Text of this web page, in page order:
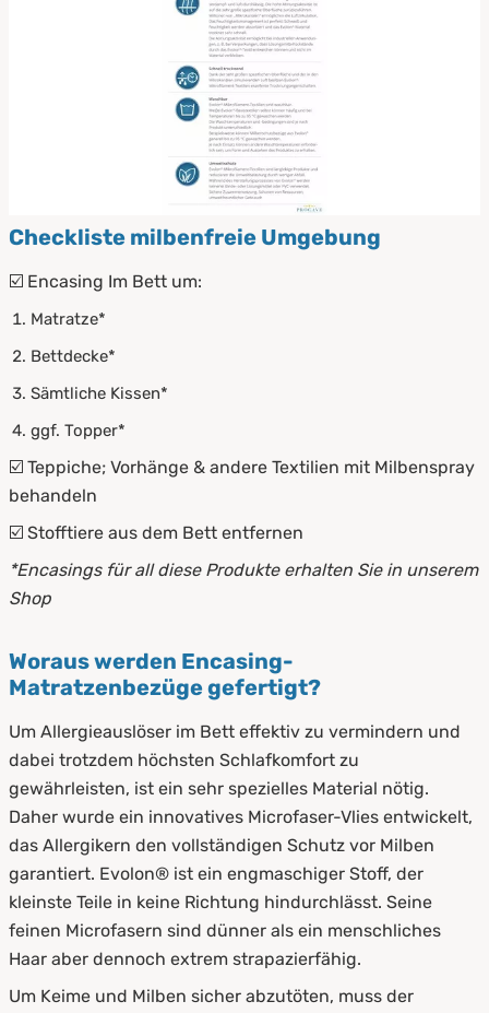
Checkliste milbenfreie Umgebung
☑️ Encasing Im Bett um:
Matratze*
Bettdecke*
Sämtliche Kissen*
ggf. Topper*
☑️ Teppiche; Vorhänge & andere Textilien mit Milbenspray
behandeln
☑️ Stofftiere aus dem Bett entfernen
*Encasings für all diese Produkte erhalten Sie in unserem
Shop
Woraus werden Encasing-
Matratzenbezüge gefertigt?
Um Allergieauslöser im Bett effektiv zu vermindern und
dabei trotzdem höchsten Schlafkomfort zu
gewährleisten, ist ein sehr spezielles Material nötig.
Daher wurde ein innovatives Microfaser-Vlies entwickelt,
das Allergikern den vollständigen Schutz vor Milben
garantiert. Evolon® ist ein engmaschiger Stoff, der
kleinste Teile in keine Richtung hindurchlässt. Seine
feinen Microfasern sind dünner als ein menschliches
Haar aber dennoch extrem strapazierfähig.
Um Keime und Milben sicher abzutöten, muss der